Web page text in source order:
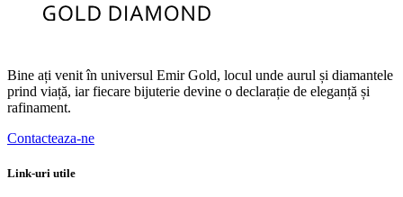
Bine ați venit în universul Emir Gold, locul unde aurul și diamantele
prind viață, iar fiecare bijuterie devine o declarație de eleganță și
rafinament.
Contacteaza-ne
Link-uri utile